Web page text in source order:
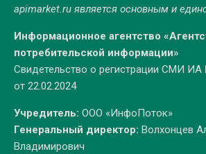
apimarket.ruявляется основным и
Информационное агентство
потребительской информации»
Свидетельство о регистрации СМИ
от 22.02.2024
Учредитель: ООО «ИнфоПоток»
Генеральный директор: Волхонцев
Владимирович